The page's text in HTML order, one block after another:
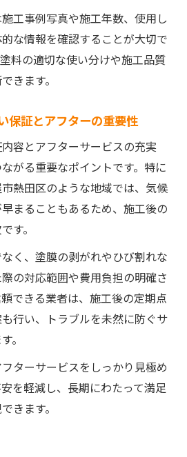
工事例写真や施工年数、使用し
な情報を確認することが大切で
料の適切な使い分けや施工品質
きます。
保証とアフターの重要性
容とアフターサービスの充実
がる重要なポイントです。特に
熱田区のような地域では、気候
まることもあるため、施工後の
す。
く、塗膜の剥がれやひび割れな
の対応範囲や費用負担の明確さ
できる業者は、施工後の定期点
行い、トラブルを未然に防ぐサ
。
ターサービスをしっかり見極め
を軽減し、長期にわたって満足
きます。